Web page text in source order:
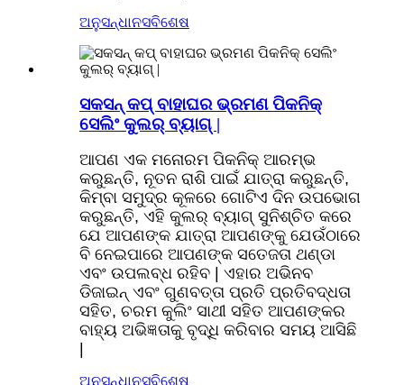
ଅନୁସନ୍ଧାନସବିଶେଷ
ସକସନ୍ କପ୍ ବାହାଘର ଭ୍ରମଣ ପିକନିକ୍
ସେଲିଂ କୁଲର୍ ବ୍ୟାଗ୍ |
ଆପଣ ଏକ ମନୋରମ ପିକନିକ୍ ଆରମ୍ଭ
କରୁଛନ୍ତି, ନୂତନ ରାଶି ପାଇଁ ଯାତ୍ରା କରୁଛନ୍ତି,
କିମ୍ବା ସମୁଦ୍ର କୂଳରେ ଗୋଟିଏ ଦିନ ଉପଭୋଗ
କରୁଛନ୍ତି, ଏହି କୁଲର୍ ବ୍ୟାଗ୍ ସୁନିଶ୍ଚିତ କରେ
ଯେ ଆପଣଙ୍କ ଯାତ୍ରା ଆପଣଙ୍କୁ ଯେଉଁଠାରେ
ବି ନେଇପାରେ ଆପଣଙ୍କ ସତେଜତା ଥଣ୍ଡା
ଏବଂ ଉପଲବ୍ଧ ରହିବ | ଏହାର ଅଭିନବ
ଡିଜାଇନ୍ ଏବଂ ଗୁଣବତ୍ତା ପ୍ରତି ପ୍ରତିବଦ୍ଧତା
ସହିତ, ଚରମ କୁଲିଂ ସାଥୀ ସହିତ ଆପଣଙ୍କର
ବାହ୍ୟ ଅଭିଜ୍ଞତାକୁ ବୃଦ୍ଧି କରିବାର ସମୟ ଆସିଛି
ଅନୁସନ୍ଧାନସବିଶେଷ